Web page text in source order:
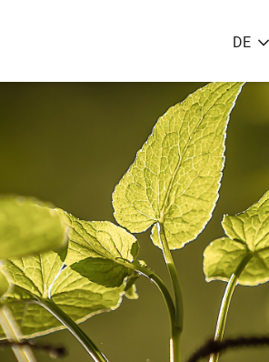
DE